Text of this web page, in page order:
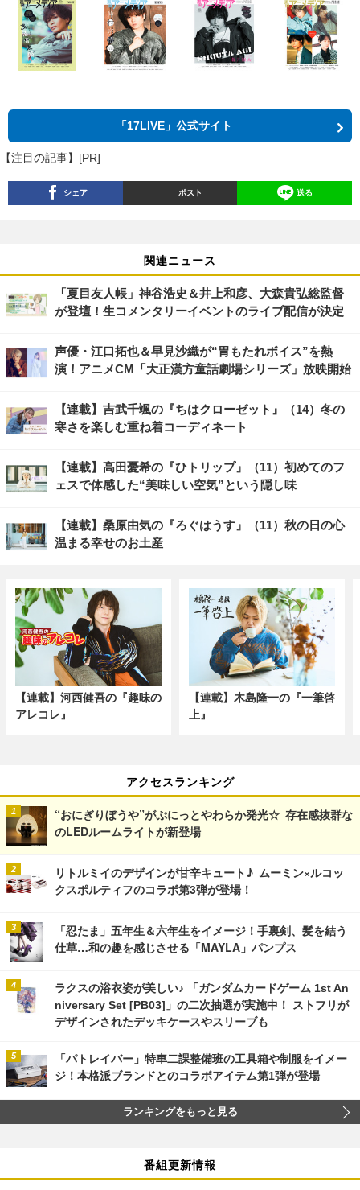
「17LIVE」公式サイト
【注目の記事】[PR]
シェア ポスト 送る
関連ニュース
「夏目友人帳」神谷浩史＆井上和彦、大森貴弘総監督
が登壇！生コメンタリーイベントのライブ配信が決定
声優・江口拓也＆早見沙織が“胃もたれボイス”を熱
演！アニメCM「大正漢方童話劇場シリーズ」放映開始
【連載】吉武千颯の『ちはクローゼット』（14）冬の
寒さを楽しむ重ね着コーディネート
【連載】高田憂希の『ひトリップ』（11）初めてのフ
ェスで体感した“美味しい空気”という隠し味
【連載】桑原由気の『ろぐはうす』（11）秋の日の心
温まる幸せのお土産
【連載】河西健吾の『趣味の
アレコレ』
【連載】木島隆一の『一筆啓
上』
アクセスランキング
“おにぎりぼうや”がぷにっとやわらか発光☆ 存在感抜群な
のLEDルームライトが新登場
リトルミイのデザインが甘辛キュート♪ ムーミン×ルコッ
クスポルティフのコラボ第3弾が登場！
「忍たま」五年生＆六年生をイメージ！手裏剣、髪を結う
仕草…和の趣を感じさせる「MAYLA」パンプス
ラクスの浴衣姿が美しい♪ 「ガンダムカードゲーム 1st An
niversary Set [PB03]」の二次抽選が実施中！ ストフリが
デザインされたデッキケースやスリーブも
「パトレイバー」特車二課整備班の工具箱や制服をイメー
ジ！本格派ブランドとのコラボアイテム第1弾が登場
ランキングをもっと見る
番組更新情報